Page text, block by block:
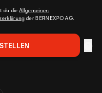
du dieAllgemeinen
der BERNEXPO AG.